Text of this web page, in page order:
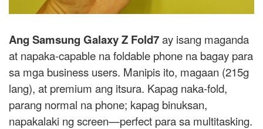
Ang Samsung Galaxy Z Fold7ay isang maganda
at napaka-capable na foldable phone na bagay para
sa mga business users. Manipis ito, magaan (215g
lang), at premium ang itsura. Kapag naka-fold,
parang normal na phone; kapag binuksan,
napakalaki ng screen—perfect para sa multitasking.